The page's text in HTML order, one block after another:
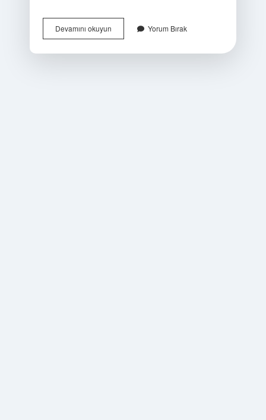
Devamını okuyunKoşar
Adım
Yorum Bırak